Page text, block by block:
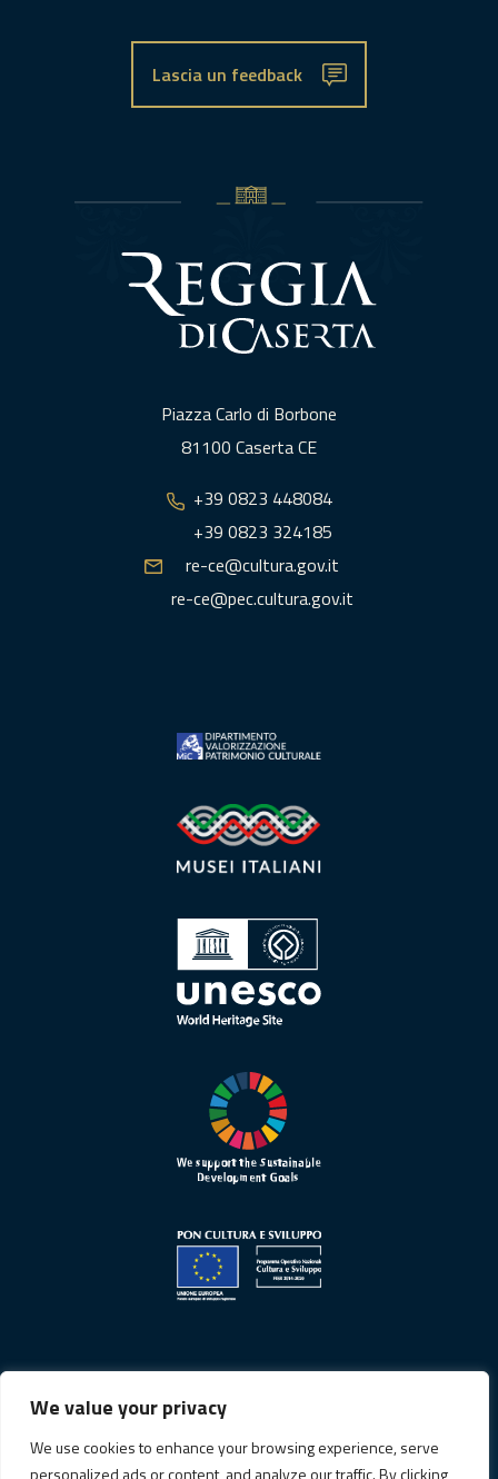
We value your privacy
We use cookies to enhance your browsing experience, serve
personalized ads or content, and analyze our traffic. By clicking
Lascia un feedback
Piazza Carlo di Borbone
81100 Caserta CE
+39 0823 448084
+39 0823 324185
re-ce@cultura.gov.it
re-ce@pec.cultura.gov.it